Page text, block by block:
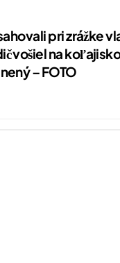
pri zrážke
vošiel na
– FOTO